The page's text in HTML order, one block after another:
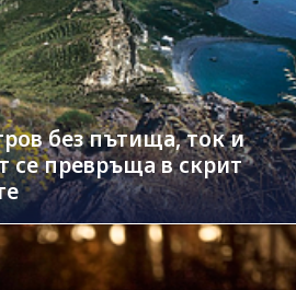
без пътища, ток и
се превръща в скрит